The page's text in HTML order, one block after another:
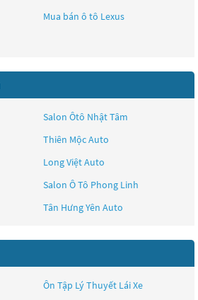
Mua bán ô tô Lexus
Salon Ôtô Nhật Tâm
Thiên Mộc Auto
Long Việt Auto
Salon Ô Tô Phong Linh
Tân Hưng Yên Auto
Ôn Tập Lý Thuyết Lái Xe